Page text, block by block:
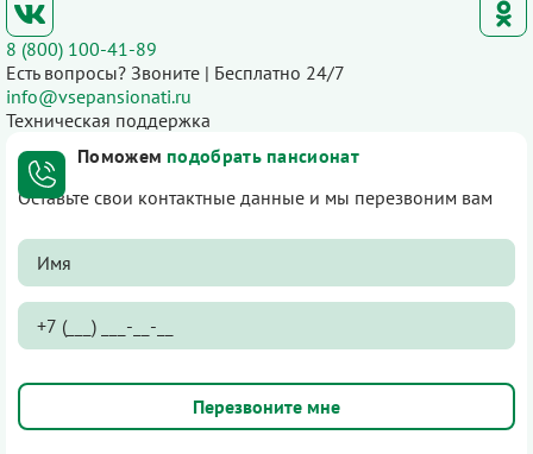
8 (800) 100-41-89
Есть вопросы? Звоните | Бесплатно 24/7
info@vsepansionati.ru
Техническая поддержка
Поможем подобрать пансионат
Оставьте свои контактные данные и мы перезвоним вам